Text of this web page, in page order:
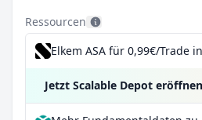
Ressourcen
Jetzt Scalable Depot eröffnen